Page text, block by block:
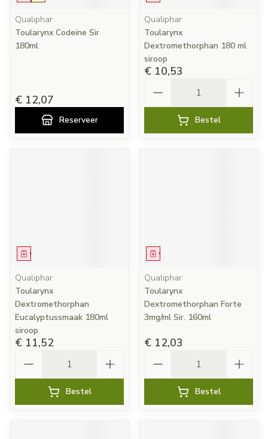
Qualiphar
Toularynx Codeine Sir
180ml
€ 12,07
Reserveer
Qualiphar
Toularynx
Dextromethorphan 180 ml
siroop
€ 10,53
Bestel
Geneesmiddel
Qualiphar
Toularynx
Dextromethorphan
Eucalyptussmaak 180ml
siroop
€ 11,52
Bestel
Geneesmiddel
Qualiphar
Toularynx
Dextromethorphan Forte
3mg/ml Sir. 160ml
€ 12,03
Bestel